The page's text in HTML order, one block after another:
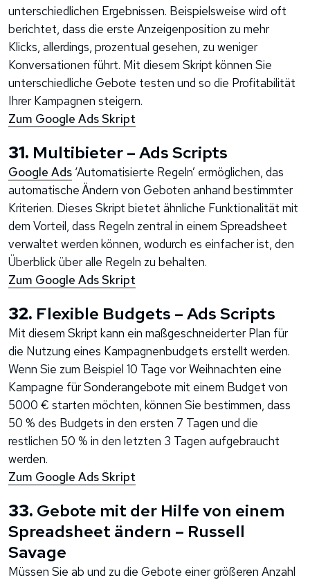
unterschiedlichen Ergebnissen. Beispielsweise wird oft
berichtet, dass die erste Anzeigenposition zu mehr
Klicks, allerdings, prozentual gesehen, zu weniger
Konversationen führt. Mit diesem Skript können Sie
unterschiedliche Gebote testen und so die Profitabilität
Ihrer Kampagnen steigern.
Zum Google Ads Skript
31. Multibieter – Ads Scripts
Google Ads ‘Automatisierte Regeln’ ermöglichen, das
automatische Ändern von Geboten anhand bestimmter
Kriterien. Dieses Skript bietet ähnliche Funktionalität mit
dem Vorteil, dass Regeln zentral in einem Spreadsheet
verwaltet werden können, wodurch es einfacher ist, den
Überblick über alle Regeln zu behalten.
Zum Google Ads Skript
32. Flexible Budgets – Ads Scripts
Mit diesem Skript kann ein maßgeschneiderter Plan für
die Nutzung eines Kampagnenbudgets erstellt werden.
Wenn Sie zum Beispiel 10 Tage vor Weihnachten eine
Kampagne für Sonderangebote mit einem Budget von
5000 € starten möchten, können Sie bestimmen, dass
50 % des Budgets in den ersten 7 Tagen und die
restlichen 50 % in den letzten 3 Tagen aufgebraucht
werden.
Zum Google Ads Skript
33. Gebote mit der Hilfe von einem
Spreadsheet ändern – Russell
Savage
Müssen Sie ab und zu die Gebote einer größeren Anzahl